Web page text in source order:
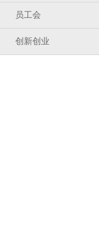
员工会
创新创业